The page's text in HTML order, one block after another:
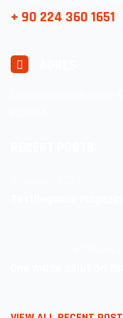
+ 90 224 360 1651